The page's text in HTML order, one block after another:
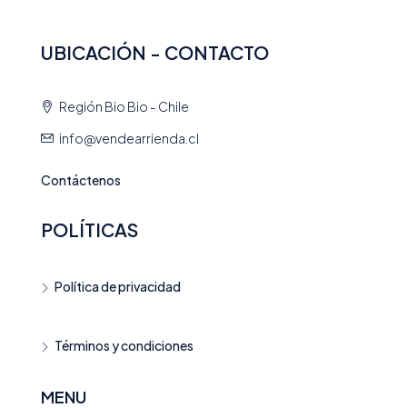
UBICACIÓN - CONTACTO
Región Bio Bio - Chile
info@vendearrienda.cl
Contáctenos
POLÍTICAS
Política de privacidad
Términos y condiciones
MENU